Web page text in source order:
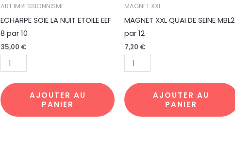
ART IMRESSIONNISME
ECHARPE SOIE LA NUIT ETOILE EEF
8 par 10
35,00 €
quantité
de
ECHARPE
SOIE
LA
NUIT
ETOILE
EEF
8
AJOUTER AU
PANIER
MAGNET XXL
MAGNET XXL QUAI DE SEINE MBL2
par 12
7,20 €
quantité
de
MAGNET
XXL
QUAI
SEINE
MBL2
par
AJOUTER AU
PANIER